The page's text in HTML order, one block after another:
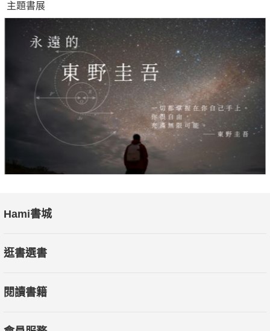
主題書展
Hami書城
逛書選書
閱讀書籍